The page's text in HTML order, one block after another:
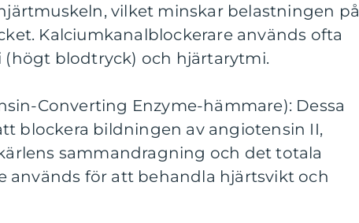
vilket minskar belastningen på
Kalciumkanalblockerare används ofta
blodtryck) och hjärtarytmi.
Converting Enzyme-hämmare): Dessa
blockera bildningen av angiotensin II,
sammandragning och det totala
används för att behandla hjärtsvikt och